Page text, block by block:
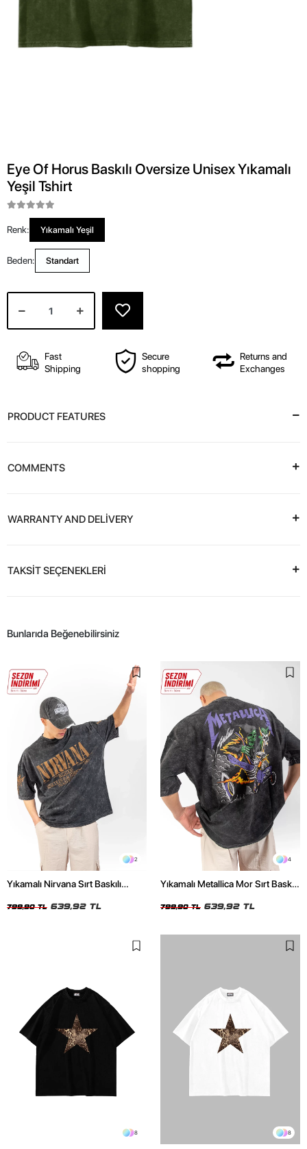
Eye Of Horus Baskılı Oversize Unisex Yıkamalı
Yeşil Tshirt
Renk: Yıkamalı Yeşil
Beden: Standart
Fast
Shipping
Secure
shopping
Returns and
Exchanges
PRODUCT FEATURES
COMMENTS
WARRANTY AND DELİVERY
TAKSİT SEÇENEKLERİ
Bunlarıda Beğenebilirsiniz
2
Yıkamalı Nirvana Sırt Baskılı
799,90 TL 639,92 TL
4
Yıkamalı Metallica Mor Sırt Baskılı
799,90 TL 639,92 TL
8 8